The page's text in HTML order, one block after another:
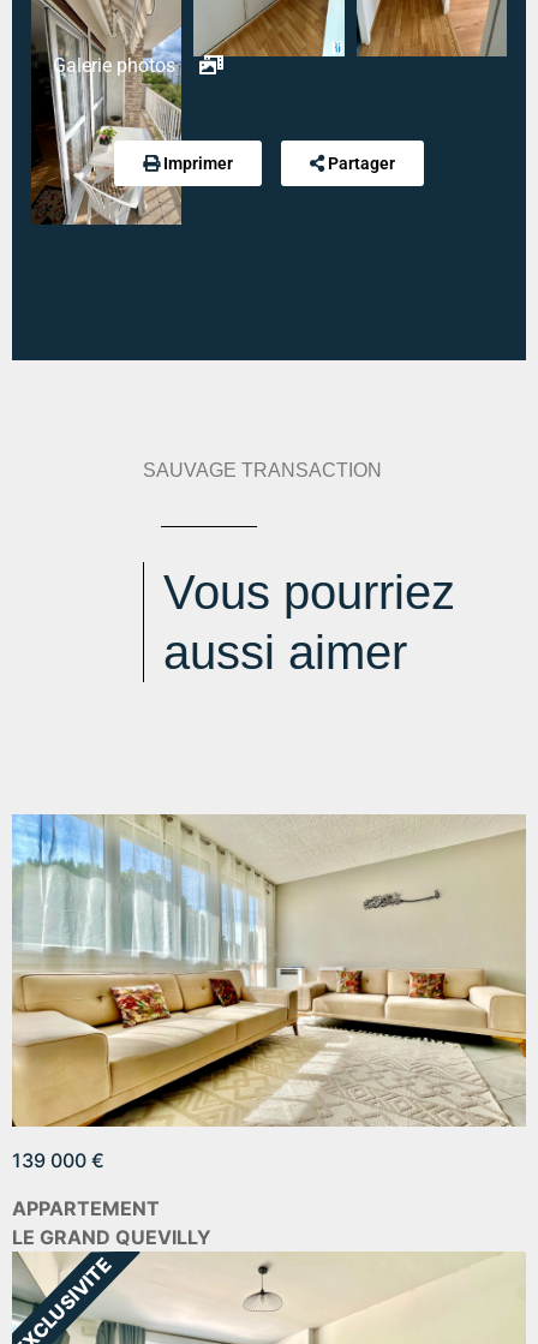
Ascenseur :Oui
Type mandat :SemiExclusif
Référence :3718
Modalité de règlement desdites charges :
CHARGES FORFAITAIRE
Galerie photos
Imprimer Partager
SAUVAGE TRANSACTION
Vous pourriez
aussi aimer
139 000 €
APPARTEMENT
LE GRAND QUEVILLY